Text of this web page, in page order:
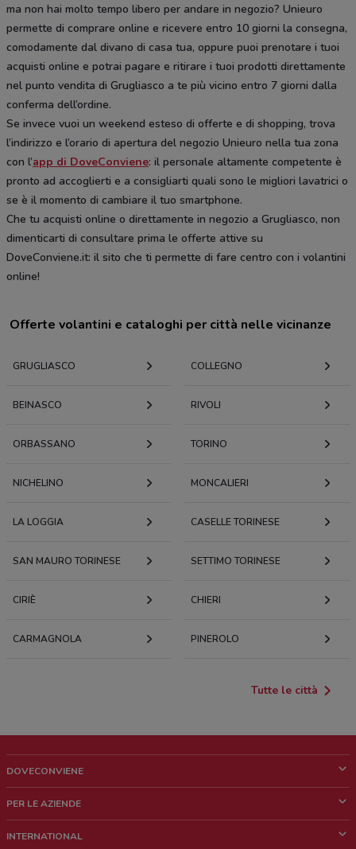
ma non hai molto tempo libero per andare in negozio? Unieuro
permette di comprare online e ricevere entro 10 giorni la consegna,
comodamente dal divano di casa tua, oppure puoi prenotare i tuoi
acquisti online e potrai pagare e ritirare i tuoi prodotti direttamente
nel punto vendita di Grugliasco a te più vicino entro 7 giorni dalla
conferma dell’ordine.
Se invece vuoi un weekend esteso di offerte e di shopping, trova
l’indirizzo e l’orario di apertura del negozio Unieuro nella tua zona
con l’app di DoveConviene: il personale altamente competente è
pronto ad accoglierti e a consigliarti quali sono le migliori lavatrici o
se è il momento di cambiare il tuo smartphone.
Che tu acquisti online o direttamente in negozio a Grugliasco, non
dimenticarti di consultare prima le offerte attive su
DoveConviene.it: il sito che ti permette di fare centro con i volantini
online!
Offerte volantini e cataloghi per città nelle vicinanze
GRUGLIASCO COLLEGNO
BEINASCO RIVOLI
ORBASSANO TORINO
NICHELINO MONCALIERI
LA LOGGIA CASELLE TORINESE
SAN MAURO TORINESE SETTIMO TORINESE
CIRIÈ CHIERI
CARMAGNOLA PINEROLO
Tutte le città
DOVECONVIENE
Chi siamo
PER LE AZIENDE
INTERNATIONAL